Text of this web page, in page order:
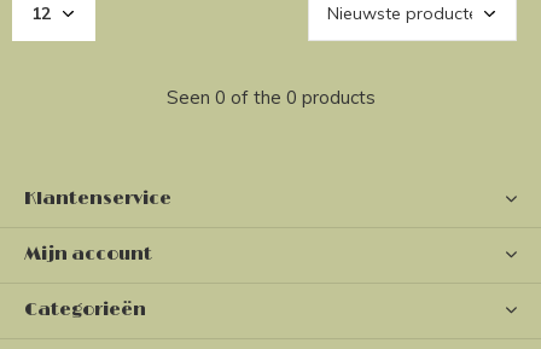
Seen 0 of the 0 products
Klantenservice
Mijn account
Categorieën